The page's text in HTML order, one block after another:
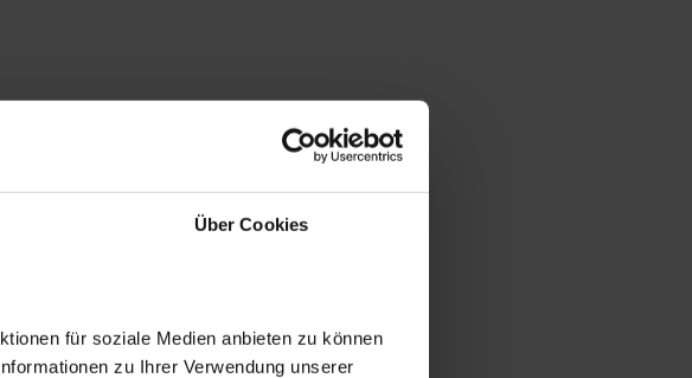
Über Cookies
für soziale Medien anbieten zu können
zu Ihrer Verwendung unserer